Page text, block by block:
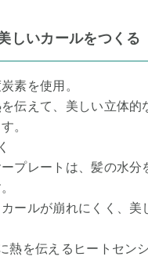
しいカールをつくる
素を使用。
伝えて、美しい立体的
。
プレートは、髪の水分
ールが崩れにくく、美
熱を伝えるヒートセン